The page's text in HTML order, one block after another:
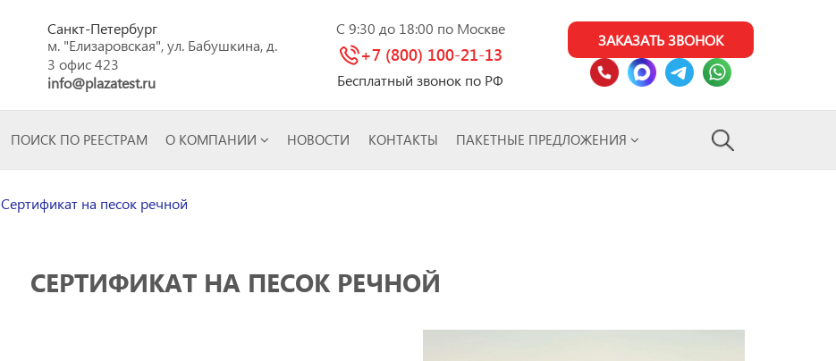
Санкт-Петербург
м. "Елизаровская", ул. Бабушкина, д.
3 офис 423
info@plazatest.ru
C 9:30 до 18:00 по Москве
+7 (800) 100-21-13
Бесплатный звонок по РФ
ЗАКАЗАТЬ ЗВОНОК
ПОИСК ПО РЕЕСТРАМ О КОМПАНИИ НОВОСТИ КОНТАКТЫ ПАКЕТНЫЕ ПРЕДЛОЖЕНИЯ
Сертификат на песок речной
СЕРТИФИКАТ НА ПЕСОК РЕЧНОЙ